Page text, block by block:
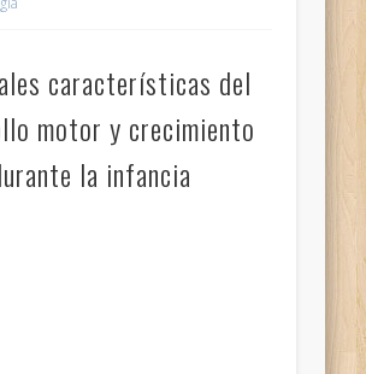
características del
motor y crecimiento
la infancia